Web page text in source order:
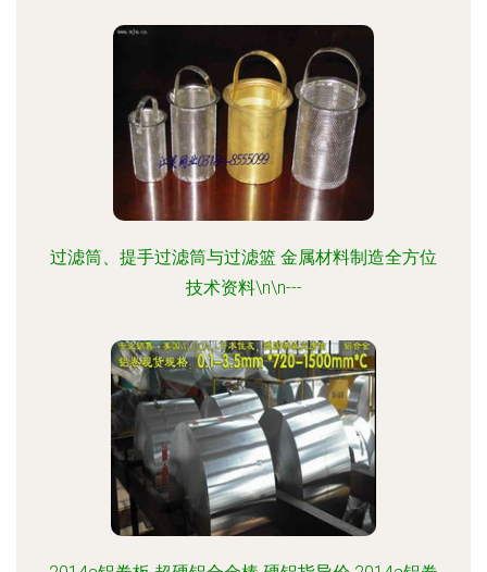
过滤筒、提手过滤筒与过滤篮 金属材料制造全方位
技术资料\n\n---